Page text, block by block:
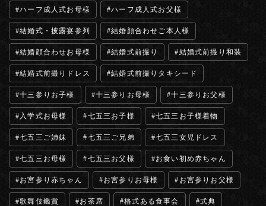
ハーフ成人式お母様 ハーフ成人式お父様
結婚式・披露宴参列 結婚顔合わせご本人様
結婚顔合わせお母様 結婚式前撮り 結婚式前撮り和装
結婚式前撮りドレス 結婚式前撮りタキシード
十三参りお子様 十三参りお母様 十三参りお父様
入学式お母様 七五三お子様 七五三お子様着物
七五三ご姉妹 七五三ご兄弟 七五三女児ドレス
七五三お母様 七五三お父様 お食い初め赤ちゃん
お宮参り赤ちゃん お宮参りお母様 お宮参りお父様
歌舞伎鑑賞 お茶席 格式ある食事会 式典